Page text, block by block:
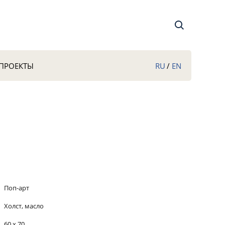
RU /EN
Поп-арт
Холст, масло